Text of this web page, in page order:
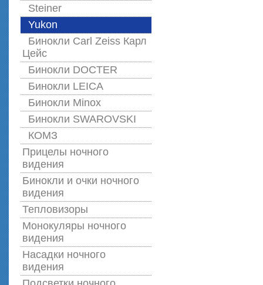
Steiner
Yukon
Бинокли Carl Zeiss Карл
Цейс
Бинокли DOCTER
Бинокли LEICA
Бинокли Minox
Бинокли SWAROVSKI
КОМЗ
Прицелы ночного
видения
Бинокли и очки ночного
видения
Тепловизоры
Монокуляры ночного
видения
Насадки ночного
видения